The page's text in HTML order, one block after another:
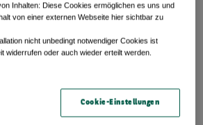
Vermögensverwalter mit globaler
Inhalten: Diese Cookies ermöglichen es uns und
von einer externen Webseite hier sichtbar zu
nicht unbedingt notwendiger Cookies ist
widerrufen oder auch wieder erteilt werden.
Cookie-Einstellungen